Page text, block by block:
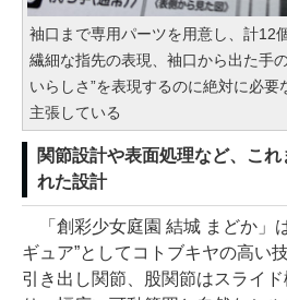
袖口まで専用パーツを用意し、計12
繊細な指先の表現、袖口から出た手
いらしさ”を表現するのに絶対に必要
主張している
関節設計や表面処理など、こ
れた設計
「創彩少女庭園 結城 まどか」
ギュア”としてコトブキヤの高い
引き出し関節、股関節はスライ